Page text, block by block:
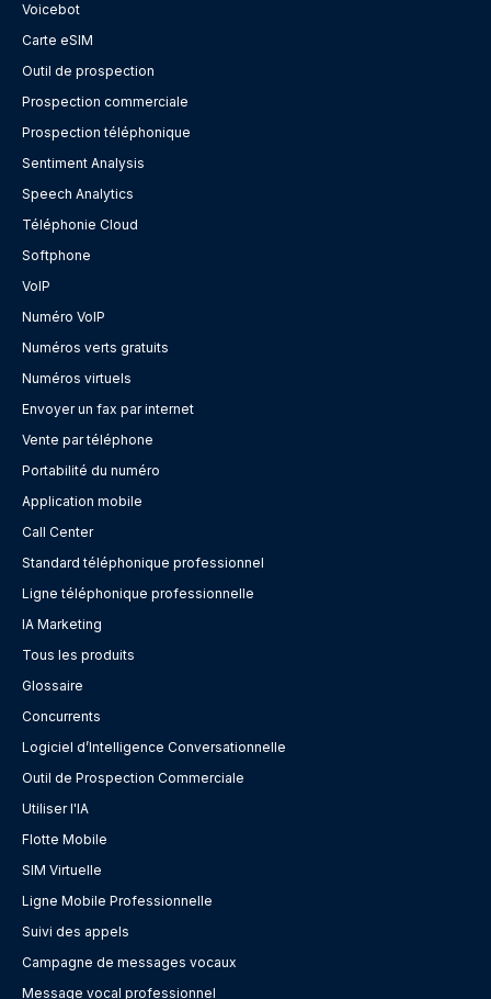
Voicebot
Carte eSIM
Outil de prospection
Prospection commerciale
Prospection téléphonique
Sentiment Analysis
Speech Analytics
Téléphonie Cloud
Softphone
VoIP
Numéro VoIP
Numéros verts gratuits
Numéros virtuels
Envoyer un fax par internet
Vente par téléphone
Portabilité du numéro
Application mobile
Call Center
Standard téléphonique professionnel
Ligne téléphonique professionnelle
IA Marketing
Tous les produits
Glossaire
Concurrents
Logiciel d’Intelligence Conversationnelle
Outil de Prospection Commerciale
Utiliser l'IA
Flotte Mobile
SIM Virtuelle
Ligne Mobile Professionnelle
Suivi des appels
Campagne de messages vocaux
Message vocal professionnel